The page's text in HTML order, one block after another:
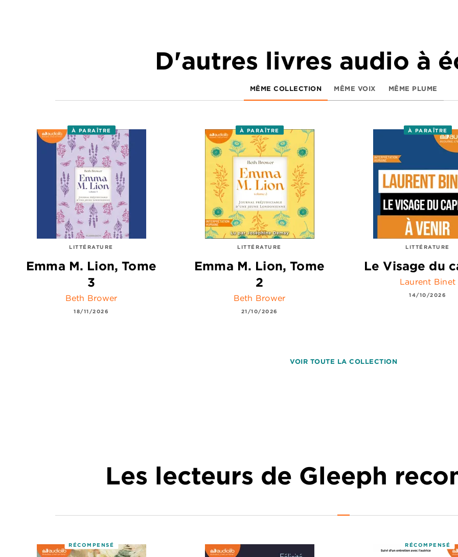
D'autres livres audio à
MÊME COLLECTION MÊME VOIX MÊME PLUME
À PARAÎTRE
LITTÉRATURE
Emma M. Lion, Tome
3
Beth Brower
18/11/2026
À PARAÎTRE
LITTÉRATURE
Emma M. Lion, Tome
2
Beth Brower
21/10/2026
À PARAÎTRE
LITTÉRATURE
Le Visage du
Laurent Binet
14/10/2026
VOIR TOUTE LA COLLECTION
Les lecteurs de Gleeph
RÉCOMPENSÉ RÉCOMPENSÉ